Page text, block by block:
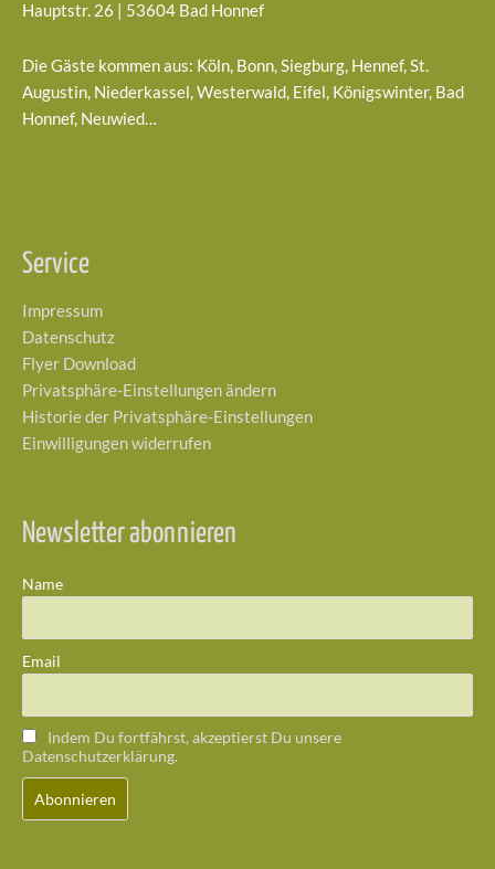
Hauptstr. 26 | 53604 Bad Honnef
Die Gäste kommen aus: Köln, Bonn, Siegburg, Hennef, St.
Augustin, Niederkassel, Westerwald, Eifel, Königswinter, Bad
Honnef, Neuwied…
Service
Impressum
Datenschutz
Flyer Download
Privatsphäre-Einstellungen ändern
Historie der Privatsphäre-Einstellungen
Einwilligungen widerrufen
Newsletter abonnieren
Name
Email
Indem Du fortfährst, akzeptierst Du unsere
Datenschutzerklärung.